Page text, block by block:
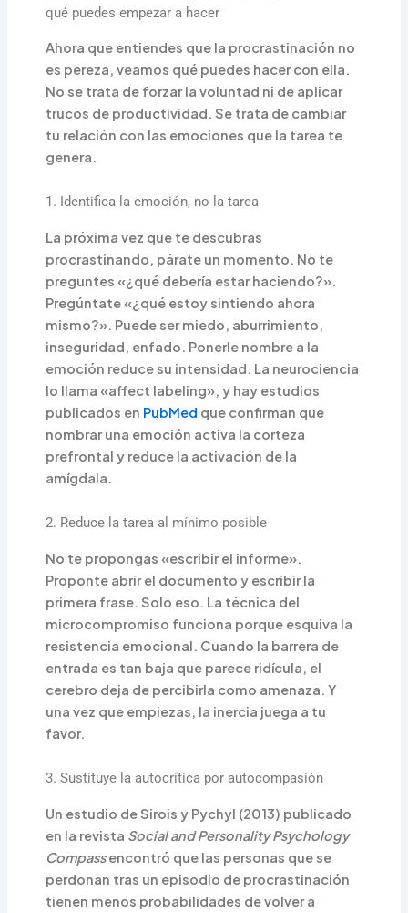
qué puedes empezar a hacer
Ahora que entiendes que la procrastinación no
es pereza, veamos qué puedes hacer con ella.
No se trata de forzar la voluntad ni de aplicar
trucos de productividad. Se trata de cambiar
tu relación con las emociones que la tarea te
genera.
1. Identifica la emoción, no la tarea
La próxima vez que te descubras
procrastinando, párate un momento. No te
preguntes «¿qué debería estar haciendo?».
Pregúntate «¿qué estoy sintiendo ahora
mismo?». Puede ser miedo, aburrimiento,
inseguridad, enfado. Ponerle nombre a la
emoción reduce su intensidad. La neurociencia
lo llama «affect labeling», y hay estudios
publicados en PubMed que confirman que
nombrar una emoción activa la corteza
prefrontal y reduce la activación de la
amígdala.
2. Reduce la tarea al mínimo posible
No te propongas «escribir el informe».
Proponte abrir el documento y escribir la
primera frase. Solo eso. La técnica del
microcompromiso funciona porque esquiva la
resistencia emocional. Cuando la barrera de
entrada es tan baja que parece ridícula, el
cerebro deja de percibirla como amenaza. Y
una vez que empiezas, la inercia juega a tu
favor.
3. Sustituye la autocrítica por autocompasión
Un estudio de Sirois y Pychyl (2013) publicado
en la revista Social and Personality Psychology
Compassencontró que las personas que se
perdonan tras un episodio de procrastinación
tienen menos probabilidades de volver a